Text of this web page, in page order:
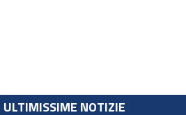
ULTIMISSIME NOTIZIE